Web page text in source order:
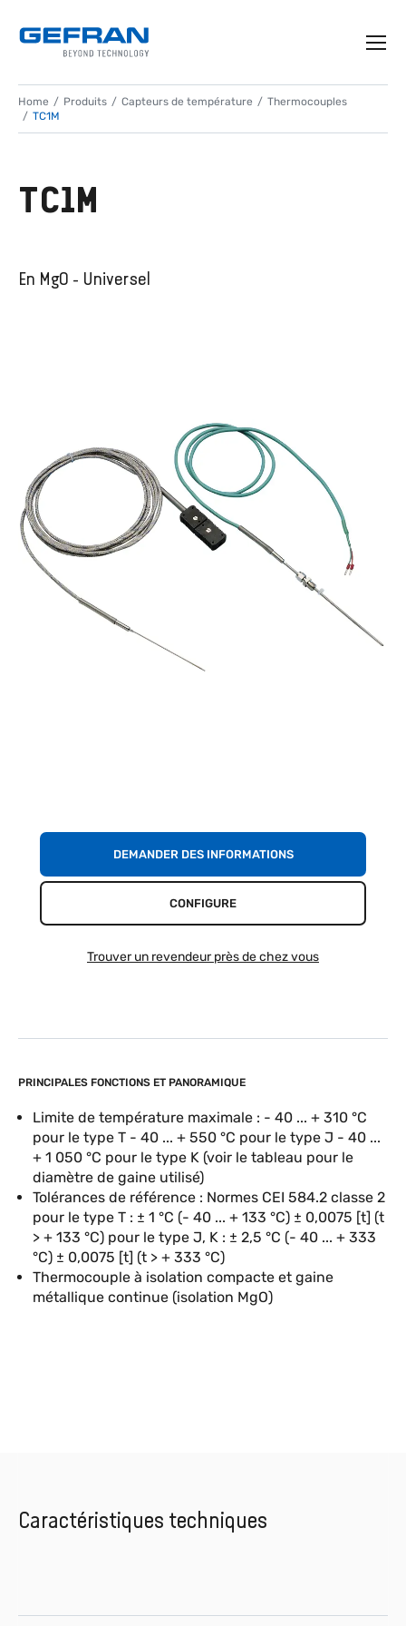
Home Produits Capteurs de température
Thermocouples
TC1M
TC1M
En MgO - Universel
PRINCIPALES FONCTIONS ET PANORAMIQUE
Limite de température maximale : - 40 ... + 310 °C
pour le type T - 40 ... + 550 °C pour le type J - 40 ...
+ 1 050 °C pour le type K (voir le tableau pour le
diamètre de gaine utilisé)
Tolérances de référence : Normes CEI 584.2 classe 2
pour le type T : ± 1 °C (- 40 ... + 133 °C) ± 0,0075 [t] (t
> + 133 °C) pour le type J, K : ± 2,5 °C (- 40 ... + 333
°C) ± 0,0075 [t] (t > + 333 °C)
Thermocouple à isolation compacte et gaine
métallique continue (isolation MgO)
DEMANDER DES INFORMATIONS
CONFIGURE
Trouver un revendeur près de chez vous
Caractéristiques techniques